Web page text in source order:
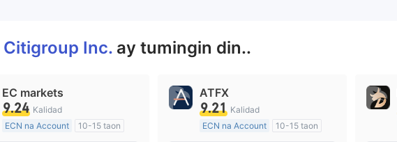
Citigroup Inc. ay tumingin din..
EC markets
9.24 Kalidad
ECN na Account
10-15 taon
ATFX
9.21 Kalidad
ECN na Account
10-15 taon